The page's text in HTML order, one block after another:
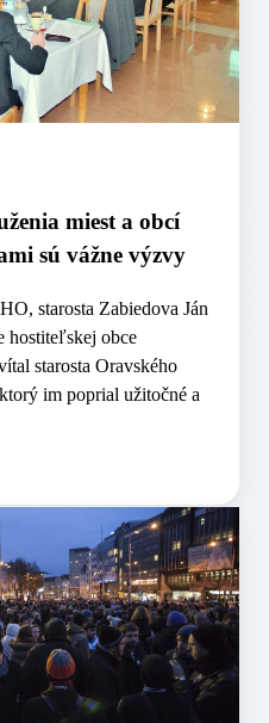
miest a obcí
sú vážne výzvy
starosta Zabiedova Ján
hostiteľskej obce
starosta Oravského
im poprial užitočné a